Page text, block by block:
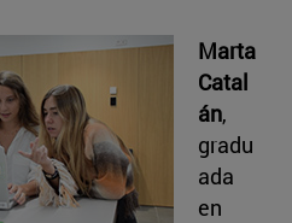
Marta
Catal
án,
gradu
ada
en